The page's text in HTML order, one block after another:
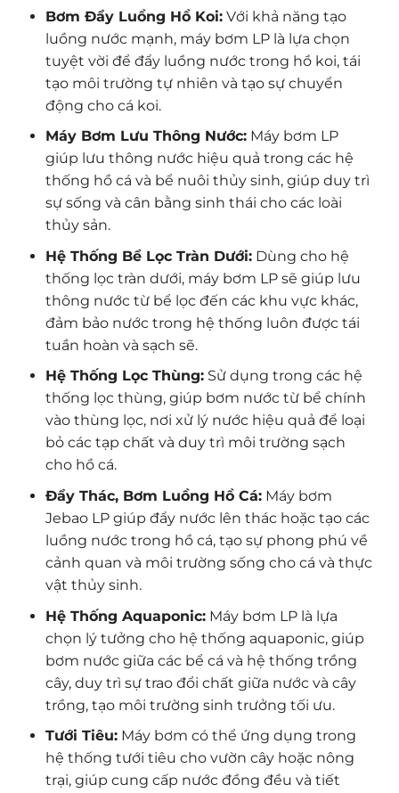
Bơm Đẩy Luồng Hồ Koi:Với khả năng tạo
luồng nước mạnh, máy bơm LP là lựa chọn
tuyệt vời để đẩy luồng nước trong hồ koi, tái
tạo môi trường tự nhiên và tạo sự chuyển
động cho cá koi.
Máy Bơm Lưu Thông Nước:Máy bơm LP
giúp lưu thông nước hiệu quả trong các hệ
thống hồ cá và bể nuôi thủy sinh, giúp duy trì
sự sống và cân bằng sinh thái cho các loài
thủy sản.
Hệ Thống Bể Lọc Tràn Dưới:Dùng cho hệ
thống lọc tràn dưới, máy bơm LP sẽ giúp lưu
thông nước từ bể lọc đến các khu vực khác,
đảm bảo nước trong hệ thống luôn được tái
tuần hoàn và sạch sẽ.
Hệ Thống Lọc Thùng:Sử dụng trong các hệ
thống lọc thùng, giúp bơm nước từ bể chính
vào thùng lọc, nơi xử lý nước hiệu quả để loại
bỏ các tạp chất và duy trì môi trường sạch
cho hồ cá.
Đẩy Thác, Bơm Luồng Hồ Cá:Máy bơm
Jebao LP giúp đẩy nước lên thác hoặc tạo các
luồng nước trong hồ cá, tạo sự phong phú về
cảnh quan và môi trường sống cho cá và thực
vật thủy sinh.
Hệ Thống Aquaponic:Máy bơm LP là lựa
chọn lý tưởng cho hệ thống aquaponic, giúp
bơm nước giữa các bể cá và hệ thống trồng
cây, duy trì sự trao đổi chất giữa nước và cây
trồng, tạo môi trường sinh trưởng tối ưu.
Tưới Tiêu:Máy bơm có thể ứng dụng trong
hệ thống tưới tiêu cho vườn cây hoặc nông
trại, giúp cung cấp nước đồng đều và tiết